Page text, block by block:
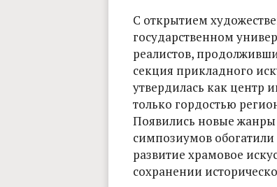
С открытием
государственном
реалистов,
секция прикладного
утвердилась как центр
только гордостью
Появились новые жанры
симпозиумов обогатили
развитие храмовое
сохранении